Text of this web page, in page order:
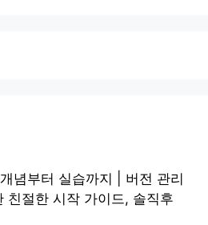
념부터 실습까지 | 버전 관리
친절한 시작 가이드, 솔직후